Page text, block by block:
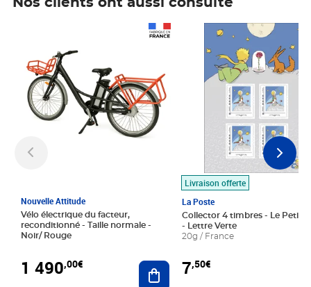
Nos clients ont aussi consulté
Nouvelle Attitude
Vélo électrique du facteur,
reconditionné - Taille normale -
Noir/ Rouge
1 490,00€ Ajouter au panier
Livraison offerte
La Poste
Collector 4 timbres - Le Petit
- Lettre Verte
20g / France
7,50€
Prix 7,50€